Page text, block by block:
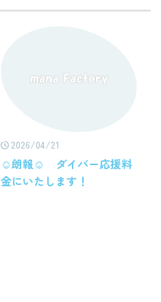
2026/04/21
☺朗報☺ ダイバー応援料
金にいたします！